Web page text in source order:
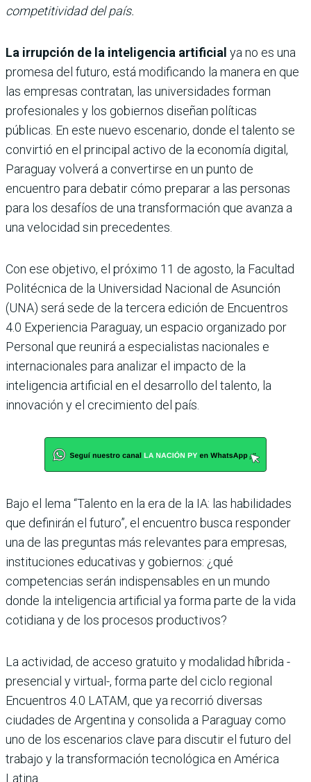
competitividad del país.
La irrupción de la inteligencia artificial ya no es una
promesa del futuro, está modificando la manera en que
las empresas contratan, las universidades forman
profesionales y los gobiernos diseñan políticas
públicas. En este nuevo escenario, donde el talento se
convirtió en el principal activo de la economía digital,
Paraguay volverá a convertirse en un punto de
encuentro para debatir cómo preparar a las personas
para los desafíos de una transformación que avanza a
una velocidad sin precedentes.
Con ese objetivo, el próximo 11 de agosto, la Facultad
Politécnica de la Universidad Nacional de Asunción
(UNA) será sede de la tercera edición de Encuentros
4.0 Experiencia Paraguay, un espacio organizado por
Personal que reunirá a especialistas nacionales e
internacionales para analizar el impacto de la
inteligencia artificial en el desarrollo del talento, la
innovación y el crecimiento del país.
Bajo el lema “Talento en la era de la IA: las habilidades
que definirán el futuro”, el encuentro busca responder
una de las preguntas más relevantes para empresas,
instituciones educativas y gobiernos: ¿qué
competencias serán indispensables en un mundo
donde la inteligencia artificial ya forma parte de la vida
cotidiana y de los procesos productivos?
La actividad, de acceso gratuito y modalidad híbrida -
presencial y virtual-, forma parte del ciclo regional
Encuentros 4.0 LATAM, que ya recorrió diversas
ciudades de Argentina y consolida a Paraguay como
uno de los escenarios clave para discutir el futuro del
trabajo y la transformación tecnológica en América
Latina.